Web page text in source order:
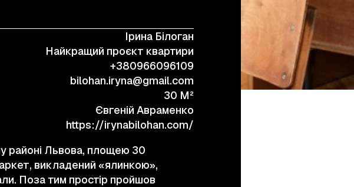
+38 (067) 443 01 84
Ірина Білоган
Найкращий проєкт квартири
+380966096109
bilohan.iryna@gmail.com
30 M²
Євгеній Авраменко
https://irynabilohan.com/
районі Львова, площею 30
викладений «ялинкою»,
Поза тим простір пройшов